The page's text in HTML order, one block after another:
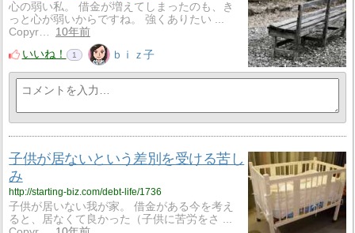
心の弱い私。 借金が増えてしまったのも、き
っと心が弱いからですね。 強くありたい ...
Copyr…
10年前
いいね！
1 ｂｉｚ子
子供が居ないという差別を受ける苦し
み
http://starting-biz.com/debt-life/1736
子供が居いない我が家。 借金がある今を考え
ると、居なくて良かった（子供に苦労をさ ...